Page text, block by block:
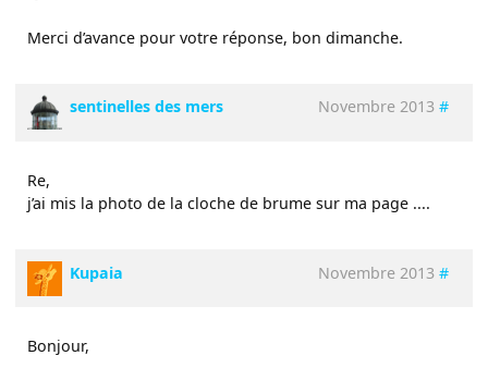
Merci d’avance pour votre réponse, bon dimanche.
sentinelles des mers Novembre 2013 #
Re,
j’ai mis la photo de la cloche de brume sur ma page ....
Kupaia Novembre 2013 #
Bonjour,